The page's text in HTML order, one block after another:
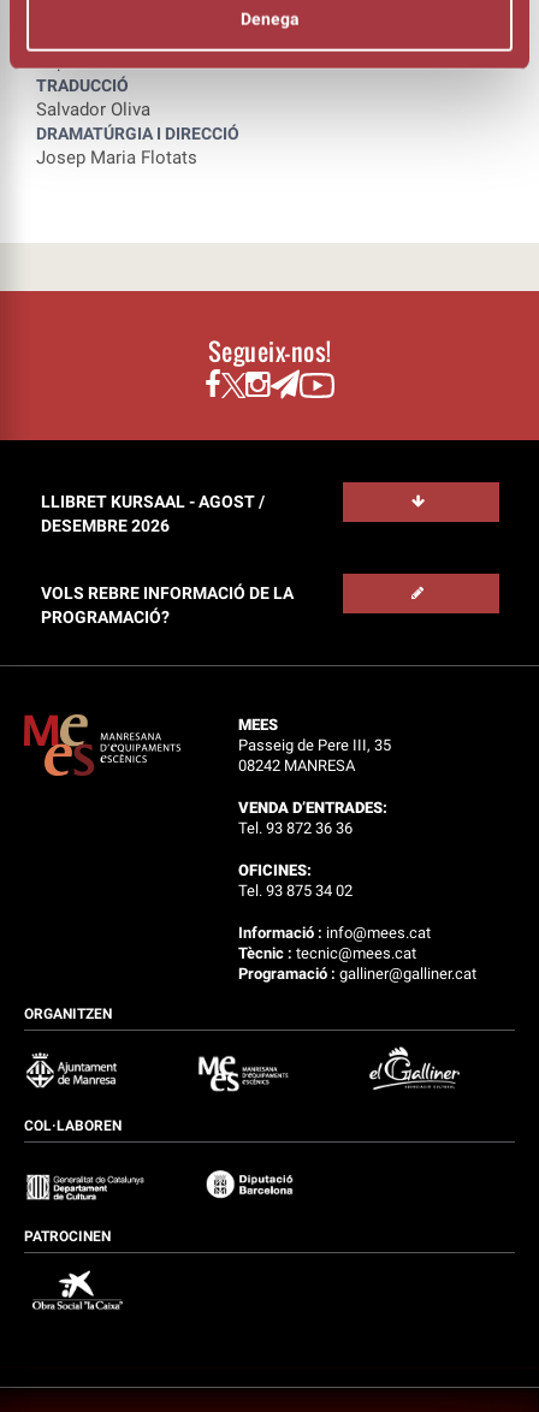
Denega
TRADUCCIÓ
Salvador Oliva
DRAMATÚRGIA I DIRECCIÓ
Josep Maria Flotats
Segueix-nos!
LLIBRET KURSAAL - AGOST /
DESEMBRE 2026
VOLS REBRE INFORMACIÓ DE LA
PROGRAMACIÓ?
MEES
Passeig de Pere III, 35
08242 MANRESA
VENDA D’ENTRADES:
Tel. 93 872 36 36
OFICINES:
Tel. 93 875 34 02
Informació : info@mees.cat
Tècnic :tecnic@mees.cat
Programació :galliner@galliner.cat
ORGANITZEN
COL·LABOREN
PATROCINEN